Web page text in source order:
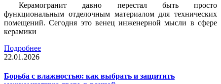
Керамогранит давно перестал быть просто
функциональным отделочным материалом для технических
помещений. Сегодня это венец инженерной мысли в сфере
керамики
Подробнее
22.01.2026
Борьба с влажностью: как выбрать и защитить